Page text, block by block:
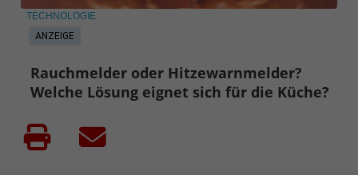
ANZEIGE
TECHNOLOGIE
Rauchmelder oder Hitzewarnmelder?
Welche Lösung eignet sich für die Küche?